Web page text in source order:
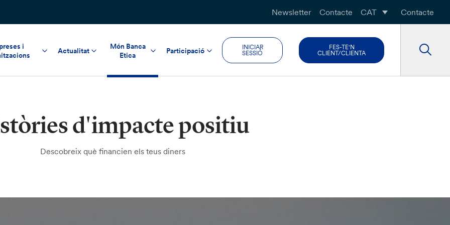
Newsletter Contacte CAT Contacte
i
Actualitat
Món Banca
Etica
Participació
INICIAR
SESSIÓ
FES-TE'N
CLIENT/CLIENTA
d'impacte positiu
Descobreix què financien els teus diners